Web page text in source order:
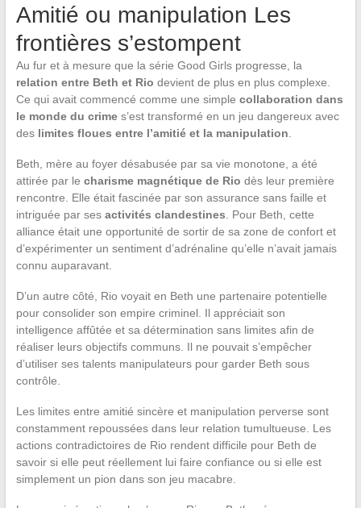
Amitié ou manipulation Les
frontières s’estompent
Au fur et à mesure que la série Good Girls progresse, la
relation entre Beth et Rio devient de plus en plus complexe.
Ce qui avait commencé comme une simple collaboration dans
le monde du crimes’est transformé en un jeu dangereux avec
des limites floues entre l’amitié et la manipulation
Beth, mère au foyer désabusée par sa vie monotone, a été
attirée par le charisme magnétique de Rio dès leur première
rencontre. Elle était fascinée par son assurance sans faille et
intriguée par ses activités clandestines . Pour Beth, cette
alliance était une opportunité de sortir de sa zone de confort et
d’expérimenter un sentiment d’adrénaline qu’elle n’avait jamais
connu auparavant.
D’un autre côté, Rio voyait en Beth une partenaire potentielle
pour consolider son empire criminel. Il appréciait son
intelligence affûtée et sa détermination sans limites afin de
réaliser leurs objectifs communs. Il ne pouvait s’empêcher
d’utiliser ses talents manipulateurs pour garder Beth sous
contrôle.
Les limites entre amitié sincère et manipulation perverse sont
constamment repoussées dans leur relation tumultueuse. Les
actions contradictoires de Rio rendent difficile pour Beth de
savoir si elle peut réellement lui faire confiance ou si elle est
simplement un pion dans son jeu macabre.